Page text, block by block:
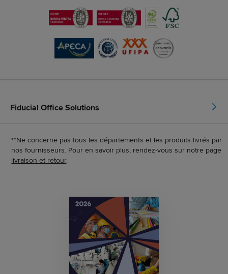
Fiducial Office Solutions
**Ne concerne pas tous les départements et les produits livrés par
nos fournisseurs. Pour en savoir plus, rendez-vous sur notre page
livraison et retour.